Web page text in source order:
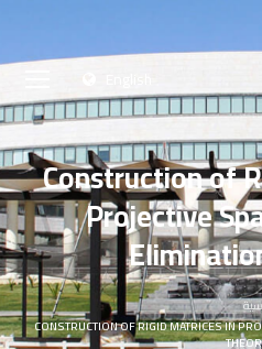
Construction of
Projective
CONSTRUCTION OF RIGID MATRICES IN